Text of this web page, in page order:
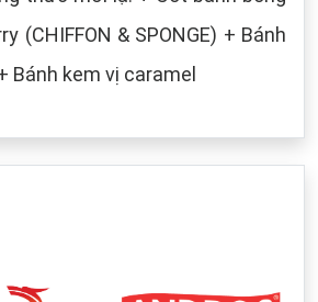
(CHIFFON & SPONGE) + Bánh
Bánh kem vị caramel